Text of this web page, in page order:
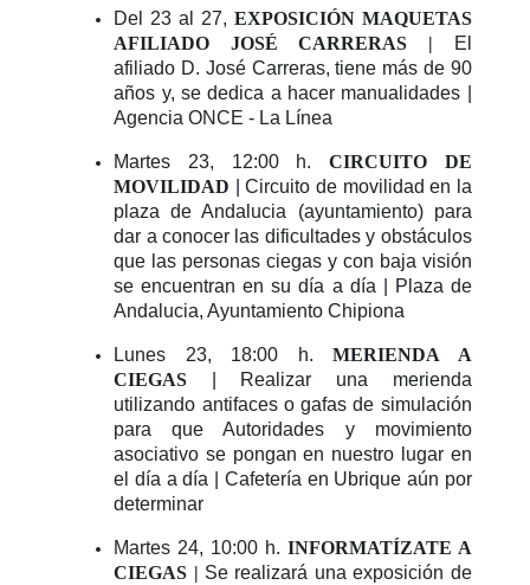
Del 23 al 27, EXPOSICIÓN MAQUETAS
AFILIADO JOSÉ CARRERAS |
El
afiliado D. José Carreras, tiene más de 90
años y, se dedica a hacer manualidades |
Agencia ONCE - La Línea
Martes 23, 12:00 h. CIRCUITO DE
MOVILIDAD | Circuito de movilidad en la
plaza de Andalucia (ayuntamiento) para
dar a conocer las dificultades y obstáculos
que las personas ciegas y con baja visión
se encuentran en su día a día | Plaza de
Andalucia, Ayuntamiento Chipiona
Lunes 23, 18:00 h.MERIENDA A
CIEGAS | Realizar una merienda
utilizando antifaces o gafas de simulación
para que Autoridades y movimiento
asociativo se pongan en nuestro lugar en
el día a día | Cafetería en Ubrique aún por
determinar
Martes 24, 10:00 h. INFORMATÍZATE A
CIEGAS | Se realizará una exposición de